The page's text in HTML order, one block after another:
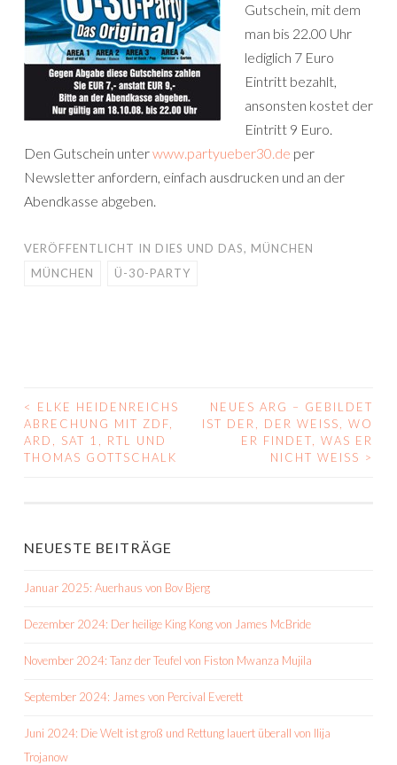
Gutschein, mit dem
man bis 22.00 Uhr
lediglich 7 Euro
Eintritt bezahlt,
ansonsten kostet der
Eintritt 9 Euro.
Den Gutschein unterwww.partyueber30.de per
Newsletter anfordern, einfach ausdrucken und an der
Abendkasse abgeben.
VERÖFFENTLICHT IN DIES UND DAS, MÜNCHEN
MÜNCHEN
Ü-30-PARTY
BEITRAGS-
NAVIGATION
<
ELKE HEIDENREICHS
ABRECHUNG MIT ZDF,
ARD, SAT 1, RTL UND
THOMAS GOTTSCHALK
NEUES ARG – GEBILDET
IST DER, DER WEISS, WO E
R FINDET, WAS ER N
ICHT WEISS
>
NEUESTE BEITRÄGE
Januar 2025: Auerhaus von Bov Bjerg
Dezember 2024: Der heilige King Kong von James McBride
November 2024: Tanz der Teufel von Fiston Mwanza Mujila
September 2024: James von Percival Everett
Juni 2024: Die Welt ist groß und Rettung lauert überall von Ilija
Trojanow